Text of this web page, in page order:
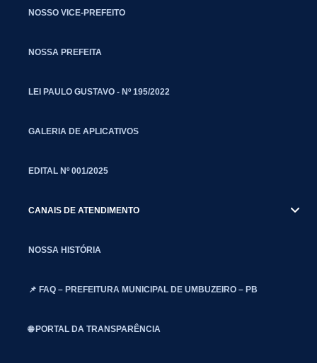
NOSSO VICE-PREFEITO
NOSSA PREFEITA
LEI PAULO GUSTAVO - Nº 195/2022
GALERIA DE APLICATIVOS
EDITAL Nº 001/2025
CANAIS DE ATENDIMENTO
NOSSA HISTÓRIA
📌 FAQ – PREFEITURA MUNICIPAL DE UMBUZEIRO – PB
🌐 PORTAL DA TRANSPARÊNCIA